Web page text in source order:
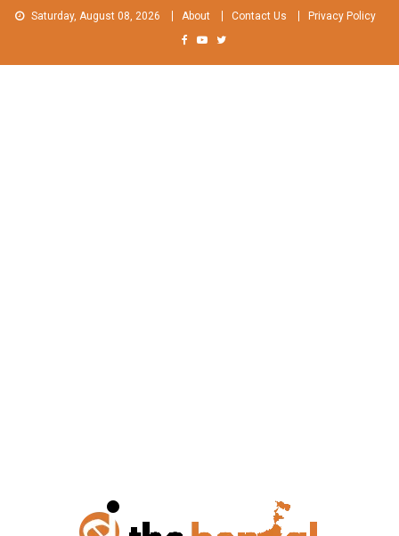
Skip
Saturday, August 08, 2026 About Contact Us Privacy Policy